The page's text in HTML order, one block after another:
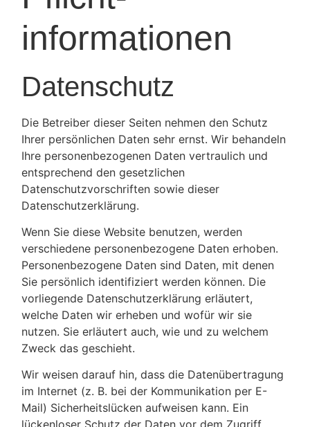
informationen
Datenschutz
Die Betreiber dieser Seiten nehmen den Schutz
Ihrer persönlichen Daten sehr ernst. Wir behandeln
Ihre personenbezogenen Daten vertraulich und
entsprechend den gesetzlichen
Datenschutzvorschriften sowie dieser
Datenschutzerklärung.
Wenn Sie diese Website benutzen, werden
verschiedene personenbezogene Daten erhoben.
Personenbezogene Daten sind Daten, mit denen
Sie persönlich identifiziert werden können. Die
vorliegende Datenschutzerklärung erläutert,
welche Daten wir erheben und wofür wir sie
nutzen. Sie erläutert auch, wie und zu welchem
Zweck das geschieht.
Wir weisen darauf hin, dass die Datenübertragung
im Internet (z. B. bei der Kommunikation per E-
Mail) Sicherheitslücken aufweisen kann. Ein